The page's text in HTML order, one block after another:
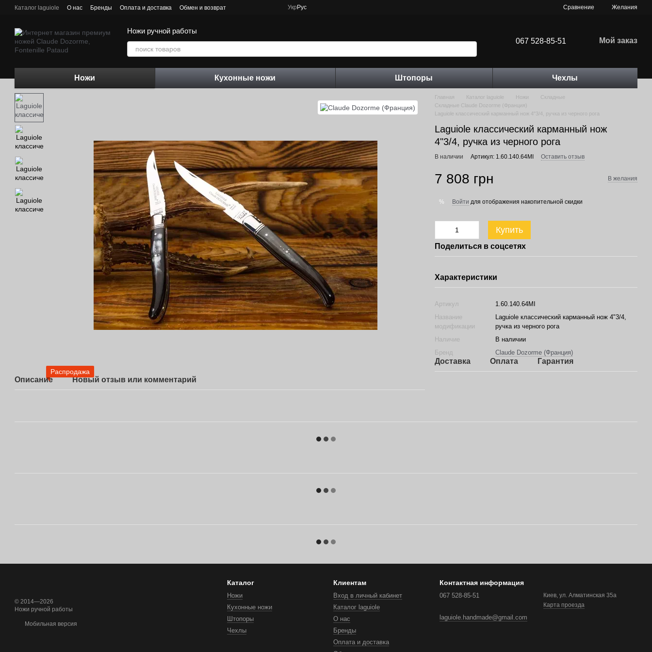
Перейти к основному контенту
Каталог laguiole О нас Бренды Оплата и доставка
Обмен и возврат
Укр Рус Сравнение Желания
Ножи ручной работы
067 528-85-51
Мой заказ
Ножи Кухонные ножи Штопоры Чехлы
Распродажа
Описание Новый отзыв или комментарий
Главная Каталог laguiole Ножи
Складные
Складные Claude Dozorme (Франция)
Laguiole классический карманный нож 4"3/4, ручка из черного рога
Laguiole классический карманный нож
4"3/4, ручка из черного рога
В наличии Артикул: 1.60.140.64MI Оставить отзыв
7 808 грн В желания
% Войти для отображения накопительной скидки
Купить
Поделиться в соцсетях
Характеристики
Артикул
1.60.140.64MI
Название
модификации
Laguiole классический карманный нож 4"3/4,
ручка из черного рога
Наличие
В наличии
Бренд
Claude Dozorme (Франция)
Доставка Оплата Гарантия
© 2014—2026
Ножи ручной работы
Мобильная версия
Каталог
Ножи
Кухонные ножи
Штопоры
Чехлы
Клиентам
Вход в личный кабинет
Каталог laguiole
О нас
Бренды
Оплата и доставка
Контактная информация
067 528-85-51
laguiole.handmade@gmail.com
Киев, ул. Алматинская 35а
Карта проезда